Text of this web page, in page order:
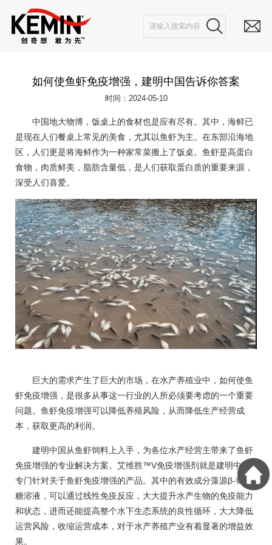
如何使鱼虾免疫增强，建明中国告诉你答案
时间：2024-05-10
中国地大物博，饭桌上的食材也是应有尽有。其中，海鲜已
是现在人们餐桌上常见的美食，尤其以鱼虾为主。在东部沿海地
区，人们更是将海鲜作为一种家常菜搬上了饭桌。鱼虾是高蛋白
食物，肉质鲜美，脂肪含量低，是人们获取蛋白质的重要来源，
深受人们喜爱。
巨大的需求产生了巨大的市场，在水产养殖业中，如何使鱼
虾免疫增强，是很多从事这一行业的人所必须要考虑的一个重要
问题。鱼虾免疫增强可以降低养殖风险，从而降低生产经营成
本，获取更高的利润。
建明中国从鱼虾饲料上入手，为各位水产经营主带来了鱼虾
免疫增强的专业解决方案。艾维胜™V免疫增强剂就是建明中国
专门针对关于鱼虾免疫增强的产品。其中的有效成分藻源β-葡聚
糖溶液，可以通过线性免疫反应，大大提升水产生物的免疫能力
和状态，进而还能提高整个水下生态系统的良性循环，大大降低
运营风险，收缩运营成本，对于水产养殖产业有着显著的增益效
果。